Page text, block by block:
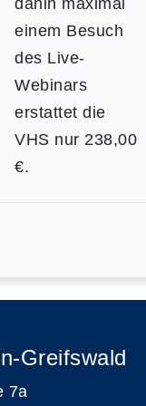
dahin maximal
einem Besuch
des Live-
Webinars
erstattet die
VHS nur 238,00
€.
Greifswald
7a